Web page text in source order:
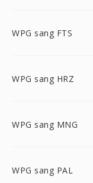
WPG sang FTS
WPG sang HRZ
WPG sang MNG
WPG sang PAL